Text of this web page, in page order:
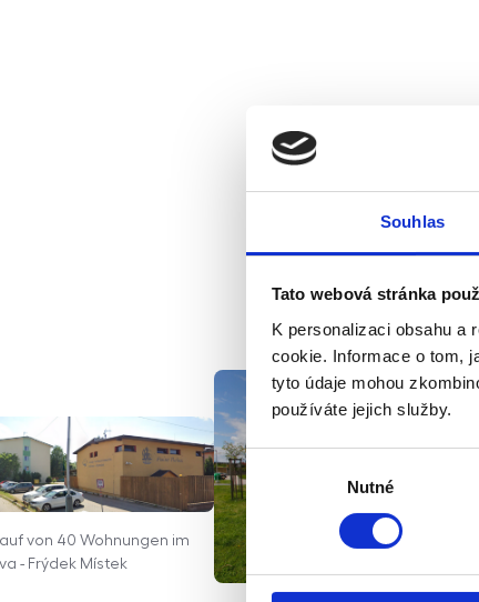
Souhlas
Tato webová stránka
K personalizaci obsahu a
cookie. Informace o tom,
tyto údaje mohou
používáte jejich služby.
Výběr
souhlasu
Nutné
von 40 Wohnungen im
- Frýdek Místek